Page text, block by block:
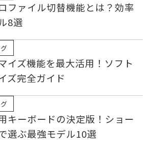
ファイル切替機能とは？効率
8選
イズ機能を最大活用！ソフト
ズ完全ガイド
キーボードの決定版！ショー
選ぶ最強モデル10選